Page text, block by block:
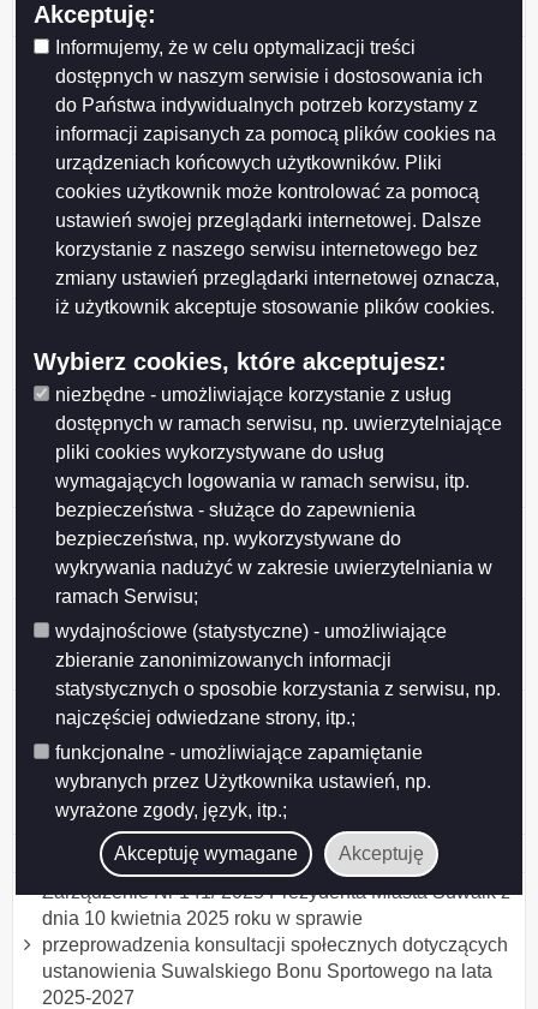
Akceptuję:
Informujemy, że w celu optymalizacji treści
dostępnych w naszym serwisie i dostosowania ich
do Państwa indywidualnych potrzeb korzystamy z
informacji zapisanych za pomocą plików cookies na
urządzeniach końcowych użytkowników. Pliki
cookies użytkownik może kontrolować za pomocą
ustawień swojej przeglądarki internetowej. Dalsze
korzystanie z naszego serwisu internetowego bez
zmiany ustawień przeglądarki internetowej oznacza,
iż użytkownik akceptuje stosowanie plików cookies.
Wybierz cookies, które akceptujesz:
niezbędne - umożliwiające korzystanie z usług
dostępnych w ramach serwisu, np. uwierzytelniające
pliki cookies wykorzystywane do usług
wymagających logowania w ramach serwisu, itp.
bezpieczeństwa - służące do zapewnienia
bezpieczeństwa, np. wykorzystywane do
wykrywania nadużyć w zakresie uwierzytelniania w
ramach Serwisu;
wydajnościowe (statystyczne) - umożliwiające
zbieranie zanonimizowanych informacji
statystycznych o sposobie korzystania z serwisu, np.
najczęściej odwiedzane strony, itp.;
funkcjonalne - umożliwiające zapamiętanie
wybranych przez Użytkownika ustawień, np.
wyrażone zgody, język, itp.;
Akceptuję wymagane Akceptuję
Mieszkańców Suwałk do 2030 roku
Wyniki konsultacji społecznych projektu uchwały Rady
Miejskiej w Suwałkach w sprawie określenia
warunków i trybu finansowania rozwoju sportu w
Mieście Suwałki
Wyniki konsultacji społecznych projektu uchwały Rady
Miejskiej w Suwałkach w sprawie określenia zasad,
trybu przyznawania i pozbawiania oraz rodzaju i
wysokości stypendiów sportowych oraz nagród i
wyróżnień w Mieście Suwałki
Wyniki konsultacji projektu Programu współpracy
2026
Przedłużenie konsultacji projektu uchwały Rady
Miejskiej w Suwałkach w sprawie określenia
warunków i trybu finansowania rozwoju sportu w
Mieście Suwałki
Ogłoszenie o konsultacjach projektu Programu
współpracy Miasta Suwałk z organizacjami
pozarządowymi na 2026 rok
Ogłoszenie o konsultacjach projektu uchwały w
sprawie określenia warunków i trybu finansowania
rozwoju sportu w Mieście Suwałki
Ogłoszenie o konsultacjach projektu uchwały Rady
Miejskiej w Suwałkach w sprawie zmiany uchwały w
sprawie określenia zasad, trybu przyznawania i
pozbawiania oraz rodzaju i wysokości stypendiów
sportowych oraz nagród i wyróżnień w Mieście Suwałki
Wyniki konsultacji społecznych
Zarządzenie Nr 141/ 2025 Prezydenta Miasta Suwałk z
dnia 10 kwietnia 2025 roku w sprawie
przeprowadzenia konsultacji społecznych dotyczących
ustanowienia Suwalskiego Bonu Sportowego na lata
2025-2027